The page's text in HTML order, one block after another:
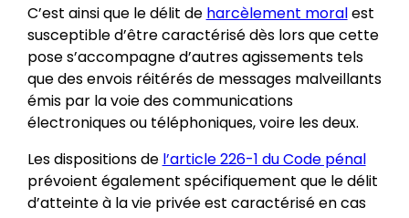
C’est ainsi que le délit de harcèlement moralest
susceptible d’être caractérisé dès lors que cette
pose s’accompagne d’autres agissements tels
que des envois réitérés de messages malveillants
émis par la voie des communications
électroniques ou téléphoniques, voire les deux.
Les dispositions de l’article 226-1 du Code pénal
prévoient également spécifiquement que le délit
d’atteinte à la vie privée est caractérisé en cas